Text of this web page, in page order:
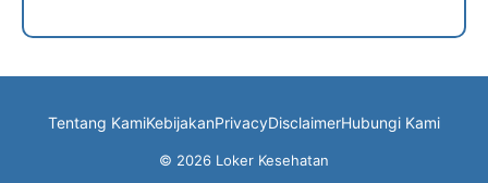
Tentang KamiKebijakanPrivacyDisclaimerHubungi Kami
© 2026 Loker Kesehatan